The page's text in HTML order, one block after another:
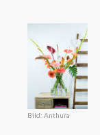
Bild: Anthura